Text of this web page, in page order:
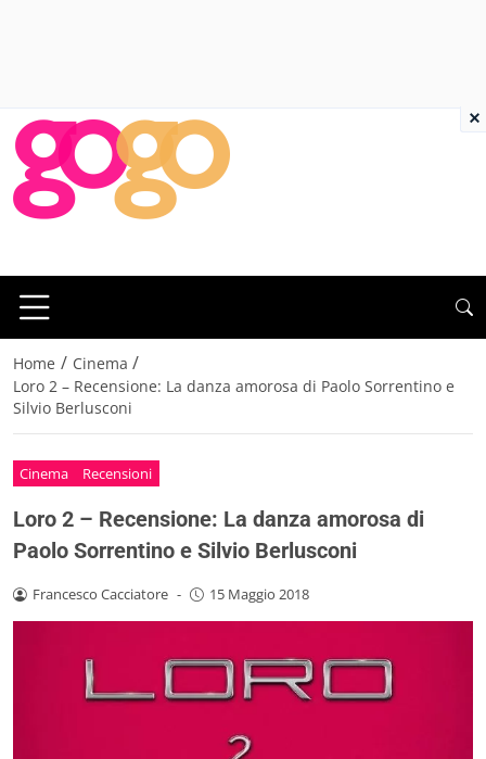
Home / Cinema /
Loro 2 – Recensione: La danza amorosa di Paolo Sorrentino e
Silvio Berlusconi
Cinema Recensioni
Loro 2 – Recensione: La danza amorosa di
Paolo Sorrentino e Silvio Berlusconi
Francesco Cacciatore - 15 Maggio 2018
×